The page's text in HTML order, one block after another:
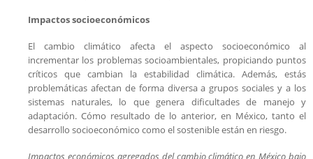
Impactos socioeconómicos
El cambio climático afecta el aspecto socioeconómico al
incrementar los problemas socioambientales, propiciando puntos
críticos que cambian la estabilidad climática. Además, estás
problemáticas afectan de forma diversa a grupos sociales y a los
sistemas naturales, lo que genera dificultades de manejo y
adaptación. Cómo resultado de lo anterior, en México, tanto el
desarrollo socioeconómico como el sostenible están en riesgo.
Impactos económicos agregados del cambio climático en México bajo